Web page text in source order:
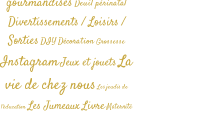
Deuil périnatal
Divertissements / Loisirs /
SortiesDIYDécoration Grossesse
InstagramJeux et jouetsLa
vie de chez nous Les jeudis de
l'éducation Les JumeauxLivre Maternité